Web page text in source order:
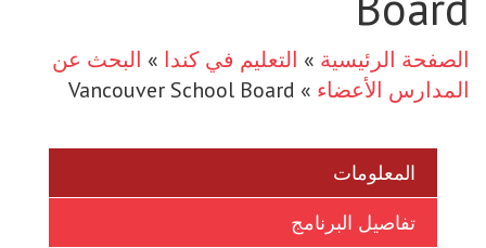
»البحث عن